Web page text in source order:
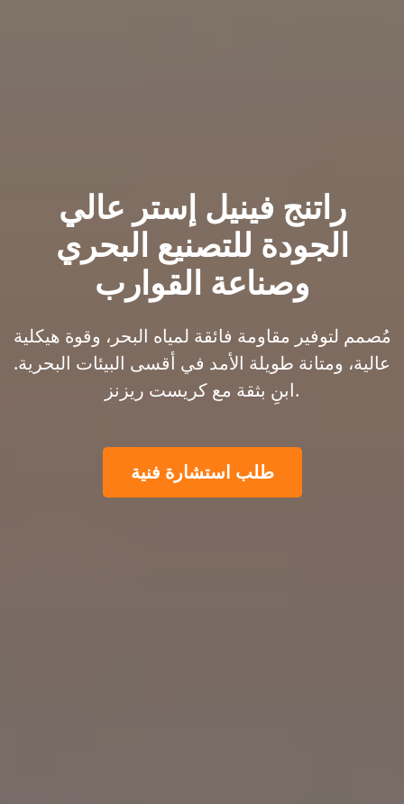
راتنج فينيل إستر عالي
الجودة للتصنيع البحري
وصناعة القوارب
مُصمم لتوفير مقاومة فائقة لمياه البحر، وقوة هيكلية
عالية، ومتانة طويلة الأمد في أقسى البيئات البحرية.
ابنِ بثقة مع كريست ريزنز.
طلب استشارة فنية